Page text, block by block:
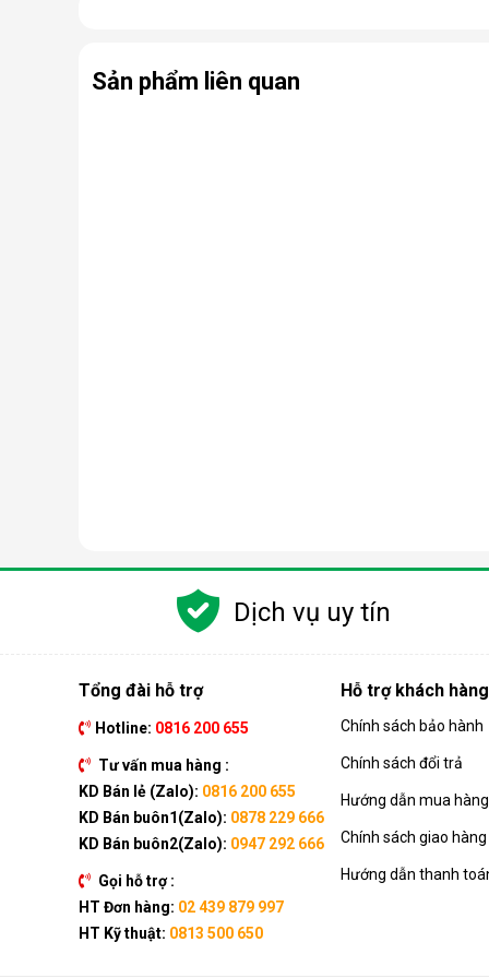
quá trình lựa chọn. Dưới đây là một số tiêu chí quan
Diện tích phòng và công suất hút ẩm
Công suất là yếu tố quan trọng quyết định tới hiệu
Thông thường, diện tích phòng càng lớn thì nên
Cách chọn công suất máy hút ẩm theo diện tích
Diện tích phòng dưới dưới 15m2: Chọn máy
Diện tích phòng từ 15 - 20m2: Chọn máy hút
Diện tích phòng từ 25 - 30m2: Chọn máy hút
Diện tích phòng từ 40 - 50m2: Chọn máy hút
Diện tích phòng từ 70 - 80m2: Chọn máy hút
Diện tích phòng lớn 100-110m2: Chọn máy
Sản phẩm liên quan
Dịch vụ uy tín
Tổng đài hỗ trợ
Hotline: 0816 200 655
Tư vấn mua hàng :
KD Bán lẻ (Zalo): 0816 200 655
KD Bán buôn1(Zalo): 0878 229 666
KD Bán buôn2(Zalo): 0947 292 666
Gọi hỗ trợ :
HT Đơn hàng: 02 439 879 997
HT Kỹ thuật: 0813 500 650
Hỗ trợ khách hàng
Chính sách bảo hành
Chính sách đổi trả
Hướng dẫn mua
Chính sách giao hàng
Hướng dẫn thanh